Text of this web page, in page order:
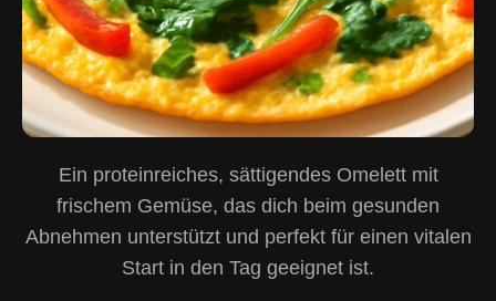
Ein proteinreiches, sättigendes Omelett mit
frischem Gemüse, das dich beim gesunden
Abnehmen unterstützt und perfekt für einen vitalen
Start in den Tag geeignet ist.